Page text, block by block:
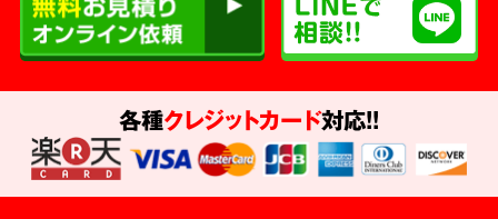
各種クレジットカード対応!!